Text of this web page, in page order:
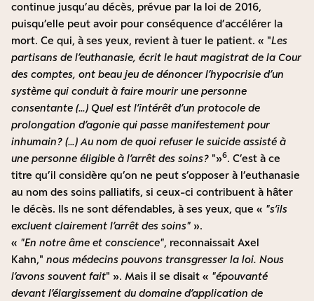
continue jusqu’au décès, prévue par la loi de 2016,
puisqu’elle peut avoir pour conséquence d’accélérer la
mort. Ce qui, à ses yeux, revient à tuer le patient. «
Les
partisans de l’euthanasie, écrit le haut magistrat de la Cour
des comptes, ont beau jeu de dénoncer l’hypocrisie d’un
système qui conduit à faire mourir une personne
consentante (…) Quel est l’intérêt d’un protocole de
prolongation d’agonie qui passe manifestement pour
inhumain ? (…) Au nom de quoi refuser le suicide assisté à
une personne éligible à l’arrêt des soins ?
»6. C’est à ce
titre qu’il considère qu’on ne peut s’opposer à l’euthanasie
au nom des soins palliatifs, si ceux-ci contribuent à hâter
le décès. Ils ne sont défendables, à ses yeux, que «
s’ils
excluent clairement l’arrêt des soins
».
«
En notre âme et conscience , reconnaissait Axel
Kahn,
nous médecins pouvons transgresser la loi. Nous
l’avons souvent fait
». Mais il se disait «
épouvanté
devant l’élargissement du domaine d’application de